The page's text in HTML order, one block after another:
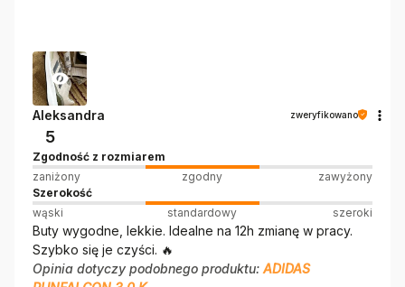
Aleksandra zweryfikowano
5
Zgodność z rozmiarem
zaniżony
zgodny
zawyżony
Szerokość
wąski
standardowy szeroki
Buty wygodne, lekkie. Idealne na 12h zmianę w pracy.
Szybko się je czyści. 🔥
Opinia dotyczy podobnego produktu: ADIDAS